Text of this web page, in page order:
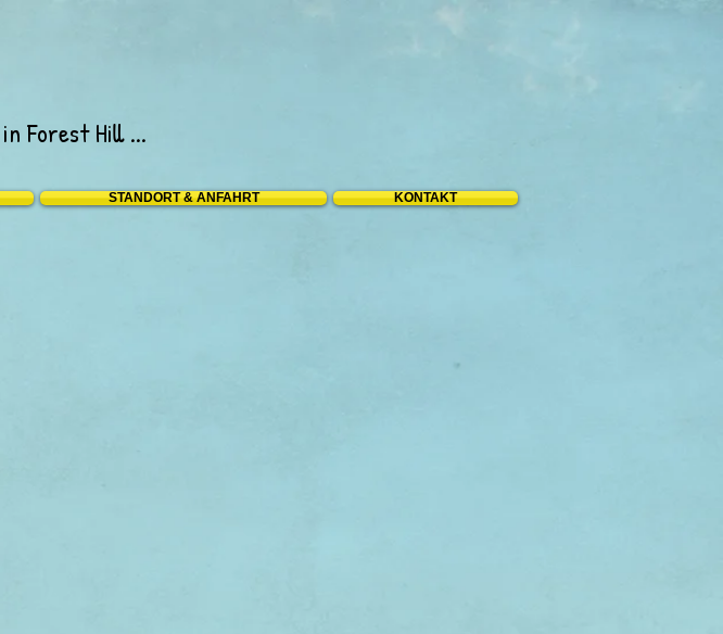
in Forest Hill ...
STANDORT & ANFAHRT KONTAKT